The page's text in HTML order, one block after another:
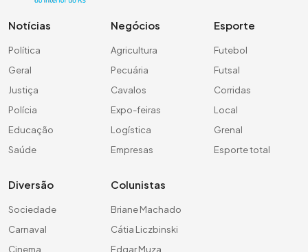
Notícias
Política
Geral
Justiça
Polícia
Educação
Saúde
Negócios
Agricultura
Pecuária
Cavalos
Expo-feiras
Logística
Empresas
Esporte
Futebol
Futsal
Corridas
Local
Grenal
Esporte total
Diversão
Sociedade
Carnaval
Cinema
Colunistas
Briane Machado
Cátia Liczbinski
Edgar Muza